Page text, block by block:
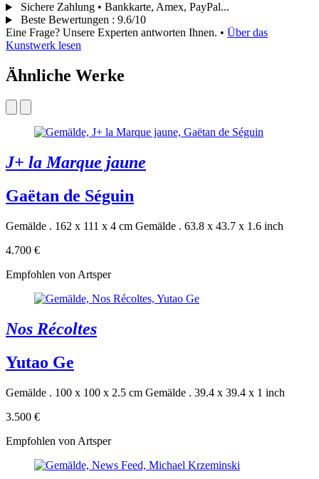
Sichere Zahlung • Bankkarte, Amex, PayPal...
Beste Bewertungen : 9.6/10
Eine Frage? Unsere Experten antworten Ihnen. • Über das
Kunstwerk lesen
Ähnliche Werke
J+ la Marque jaune
Gaëtan de Séguin
Gemälde . 162 x 111 x 4 cm Gemälde . 63.8 x 43.7 x 1.6 inch
4.700 €
Empfohlen von Artsper
Nos Récoltes
Yutao Ge
Gemälde . 100 x 100 x 2.5 cm Gemälde . 39.4 x 39.4 x 1 inch
3.500 €
Empfohlen von Artsper